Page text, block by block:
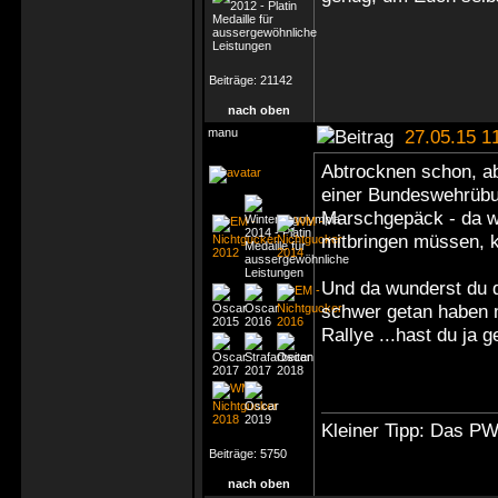
Beiträge: 21142
nach oben
manu
27.05.15
Beiträge: 5750
Abtrocknen schon,
einer
Marschgepäck - da
mitbringen müssen,
Und da wunderst du
schwer getan haben
Rallye ...hast du ja
Kleiner Tipp: Das
nach oben